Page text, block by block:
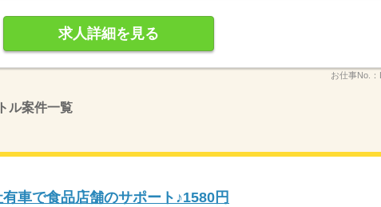
求人詳細を見る
お仕事No.：
ル案件一覧
車で食品店舗のサポート♪1580円